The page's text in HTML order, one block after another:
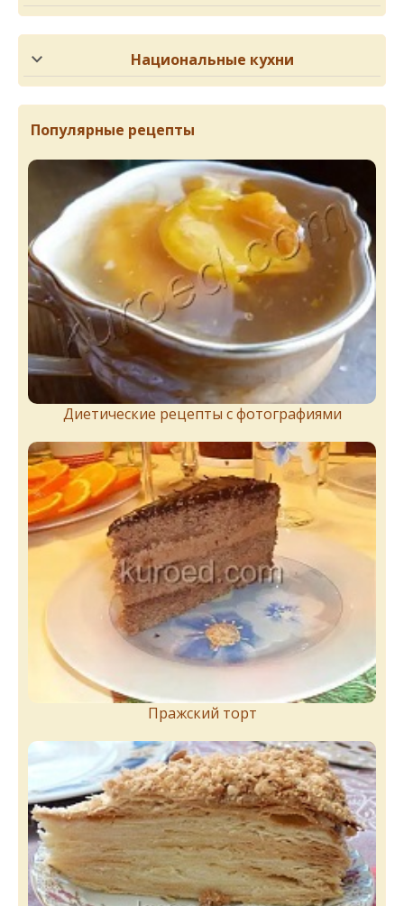
Национальные кухни
Популярные рецепты
Диетические рецепты с фотографиями
Пражский торт